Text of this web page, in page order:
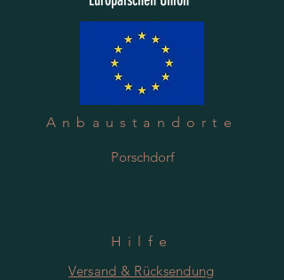
Anbaustandorte
Porschdorf
Hilfe
Versand & Rücksendung